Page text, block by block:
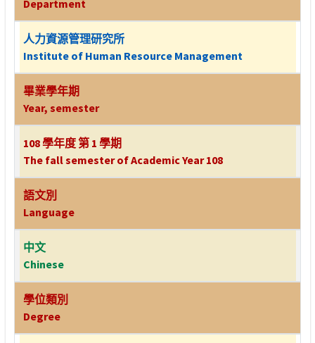
Department
人力資源管理研究所
Institute of Human Resource Management
畢業學年期
Year, semester
108 學年度 第 1 學期
The fall semester of Academic Year 108
語文別
Language
中文
Chinese
學位類別
Degree